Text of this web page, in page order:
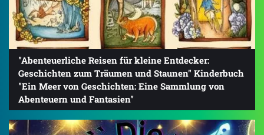
"Abenteuerliche Reisen für kleine Entdecker:
Geschichten zum Träumen und Staunen" Kinderbuch
"Ein Meer von Geschichten: Eine Sammlung von
Abenteuern und Fantasien"